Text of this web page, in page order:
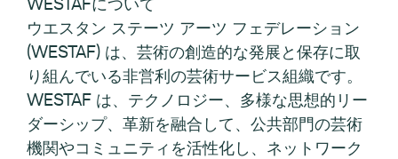
ウエスタン ステーツ アーツ フェデレーション
(WESTAF) は、芸術の創造的な発展と保存に取
り組んでいる非営利の芸術サービス組織です。
WESTAF は、テクノロジー、多様な思想的リー
ダーシップ、革新を融合して、公共部門の芸術
機関やコミュニティを活性化し、ネットワーク